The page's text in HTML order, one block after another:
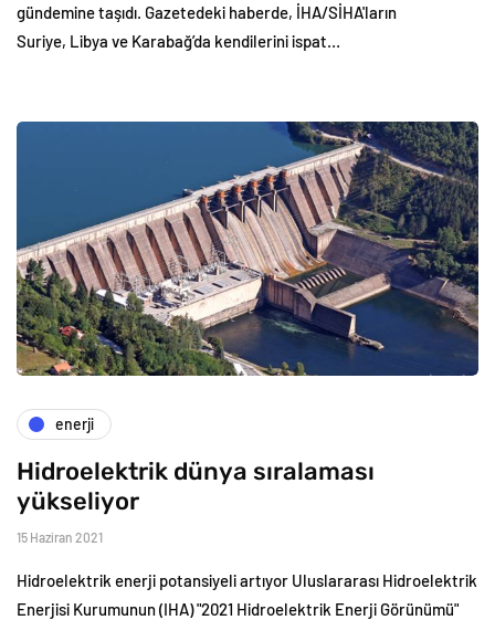
gündemine taşıdı. Gazetedeki haberde, İHA/SİHA'ların
Suriye, Libya ve Karabağ’da kendilerini ispat…
enerji
Hidroelektrik dünya sıralaması
yükseliyor
15 Haziran 2021
Hidroelektrik enerji potansiyeli artıyor Uluslararası Hidroelektrik
Enerjisi Kurumunun (IHA) "2021 Hidroelektrik Enerji Görünümü"